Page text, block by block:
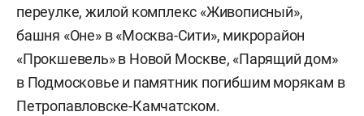
переулке, жилой комплекс «Живописный»,
башня «Оне» в «Москва-Сити», микрорайон
«Прокшевель» в Новой Москве, «Парящий дом»
в Подмосковье и памятник погибшим морякам в
Петропавловске-Камчатском.